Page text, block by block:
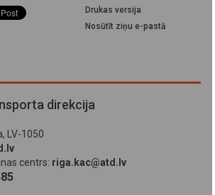
Drukas versija
Nosūtīt ziņu e-pastā
direkcija
LV-1050
centrs: riga.kac@atd.lv